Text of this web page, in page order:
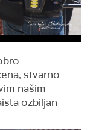
stvarno
našim
ozbiljan